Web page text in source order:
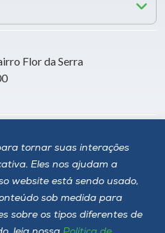
tornar suas interações
Eles nos ajudam a
website está sendo usado,
sob medida para
sobre os tipos diferentes de
Flor da Serra